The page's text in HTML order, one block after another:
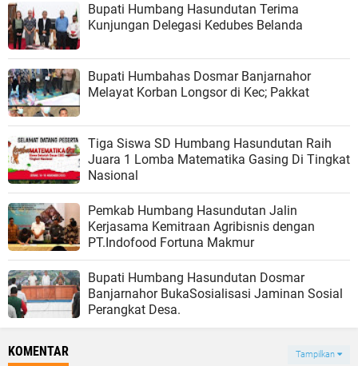
Bupati Humbang Hasundutan Terima
Kunjungan Delegasi Kedubes Belanda
Bupati Humbahas Dosmar Banjarnahor
Melayat Korban Longsor di Kec; Pakkat
Tiga Siswa SD Humbang Hasundutan Raih
Juara 1 Lomba Matematika Gasing Di Tingkat
Nasional
Pemkab Humbang Hasundutan Jalin
Kerjasama Kemitraan Agribisnis dengan
PT.Indofood Fortuna Makmur
Bupati Humbang Hasundutan Dosmar
Banjarnahor BukaSosialisasi Jaminan Sosial
Perangkat Desa.
KOMENTAR Tampilkan